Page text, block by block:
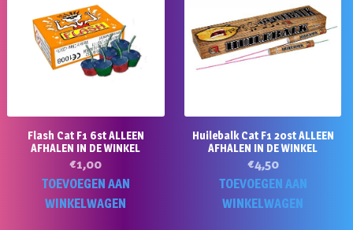
Inloggen
Flash Cat F1 6st ALLEEN
AFHALEN IN DE WINKEL
€1,00
TOEVOEGEN AAN
WINKELWAGEN
Huilebalk Cat F1 20st ALLEEN
AFHALEN IN DE WINKEL
€4,50
TOEVOEGEN AAN
WINKELWAGEN